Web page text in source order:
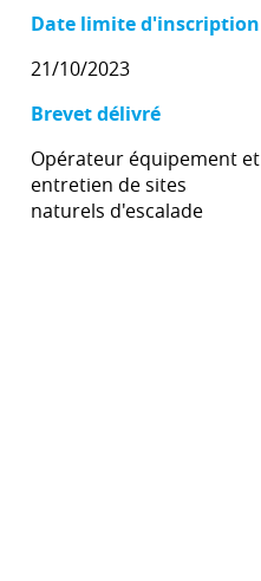
Date limite d'inscription
21/10/2023
Brevet délivré
Opérateur équipement et
entretien de sites
naturels d'escalade